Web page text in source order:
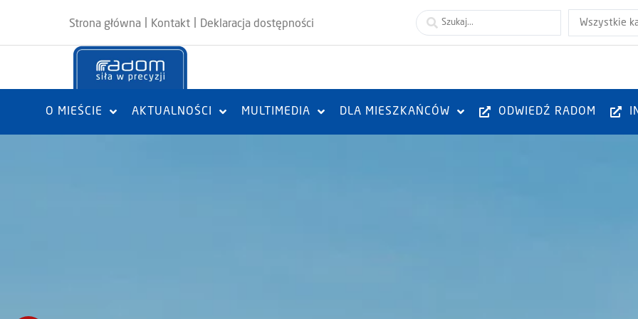
Strona główna Kontakt Deklaracja dostępności Wszystkie
O MIEŚCIE AKTUALNOŚCI MULTIMEDIA DLA MIESZKAŃCÓW ODWIEDŹ RADOM